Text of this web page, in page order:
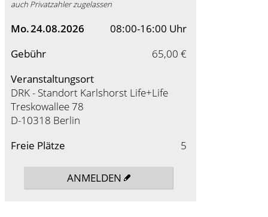
auch Privatzahler zugelassen
Mo.24.08.2026
08:00-16:00 Uhr
Gebühr
65,00 €
Veranstaltungsort
DRK - Standort Karlshorst Life+Life
Treskowallee 78
D-10318 Berlin
Freie Plätze
5
ANMELDEN